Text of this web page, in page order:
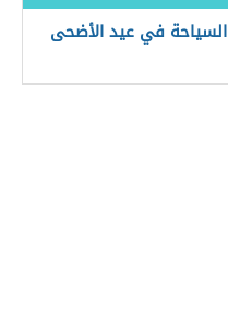
السياحة في عيد الأضحى